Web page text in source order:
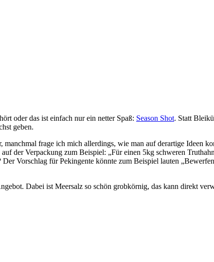
oder das ist einfach nur ein netter Spaß: Season Shot. Statt
geben.
manchmal frage ich mich allerdings, wie man auf derartige Ideen
der Verpackung zum Beispiel: „Für einen 5kg schweren
Vorschlag für Pekingente könnte zum Beispiel lauten
Dabei ist Meersalz so schön grobkörnig, das kann direkt